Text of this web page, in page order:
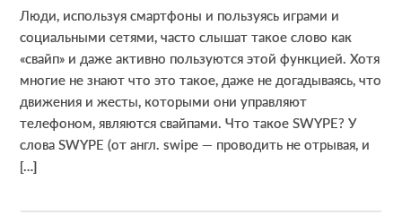
Люди, используя смартфоны и пользуясь играми и
социальными сетями, часто слышат такое слово как
«свайп» и даже активно пользуются этой функцией. Хотя
многие не знают что это такое, даже не догадываясь, что
движения и жесты, которыми они управляют
телефоном, являются свайпами. Что такое SWYPE? У
слова SWYPE (от англ. swipe — проводить не отрывая, и
[…]